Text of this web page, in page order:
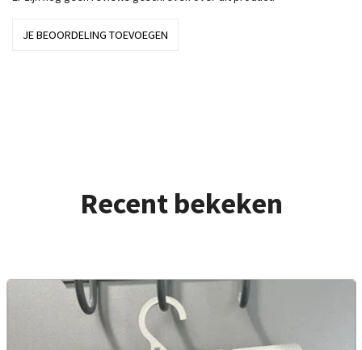
JE BEOORDELING TOEVOEGEN
Recent bekeken